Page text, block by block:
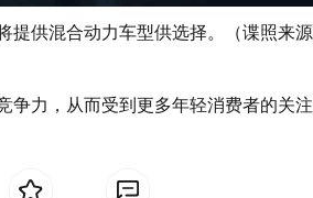
供混合动力车型供选择。（谍照来
争力，从而受到更多年轻消费者的关